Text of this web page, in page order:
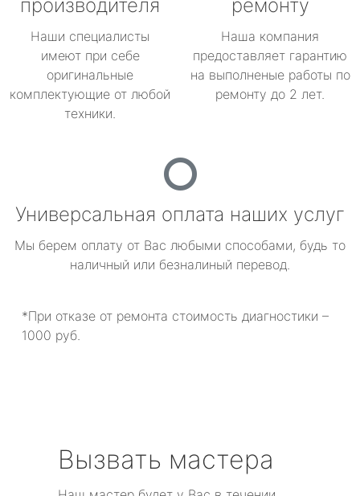
производителя
Наши специалисты
имеют при себе
оригинальные
комплектующие от любой
техники.
ремонту
Наша компания
предоставляет гарантию
на выполненые работы по
ремонту до 2 лет.
Универсальная оплата наших услуг
Мы берем оплату от Вас любыми способами, будь то
наличный или безналиный перевод.
*При отказе от ремонта стоимость диагностики –
1000 руб.
Вызвать мастера